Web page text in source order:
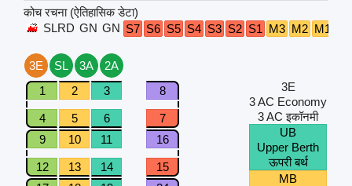
कोच रचना (ऐतिहासिक डेटा)
SLRD GN GN S7 S6 S5 S4 S3 S2 S1 M3 M2 M1
3E SL 3A
2A
1
2 3 8
4 5 6
7
9
10 11 16
12 13 14
15
3E
3 AC Economy
3 AC इकॉनमी
UB
Upper Berth
ऊपरी बर्थ
MB